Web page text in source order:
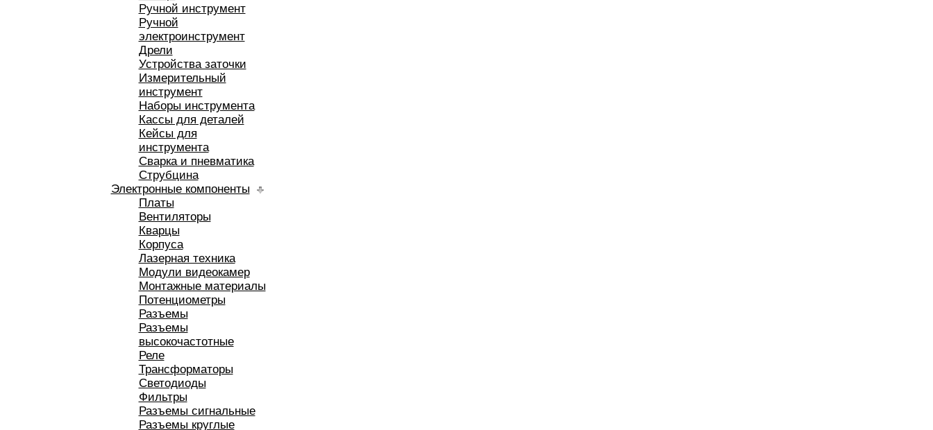
Ручной инструмент
Ручной
электроинструмент
Дрели
Устройства заточки
Измерительный
инструмент
Наборы инструмента
Кассы для деталей
Кейсы для
инструмента
Сварка и пневматика
Струбцина
Электронные компоненты
Платы
Вентиляторы
Кварцы
Корпуса
Лазерная техника
Модули видеокамер
Монтажные материалы
Потенциометры
Разъемы
Разъемы
высокочастотные
Реле
Трансформаторы
Светодиоды
Фильтры
Разъемы сигнальные
Разъемы круглые